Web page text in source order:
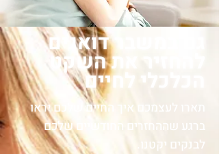
ר דואגים
להחזיר את השקט
הכלכלי לחיים
תארו לעצמכם איך החיים שלכם יראו
ברגע שההחזרים החודשיים שלכם
לבנקים יקטנו.